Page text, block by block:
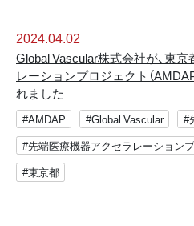
2024.04.02
Global Vascular株式会社が、東
レーションプロジェクト（
れました
#AMDAP #Global Vascular
#
#先端医療機器アクセラレーション
#東京都